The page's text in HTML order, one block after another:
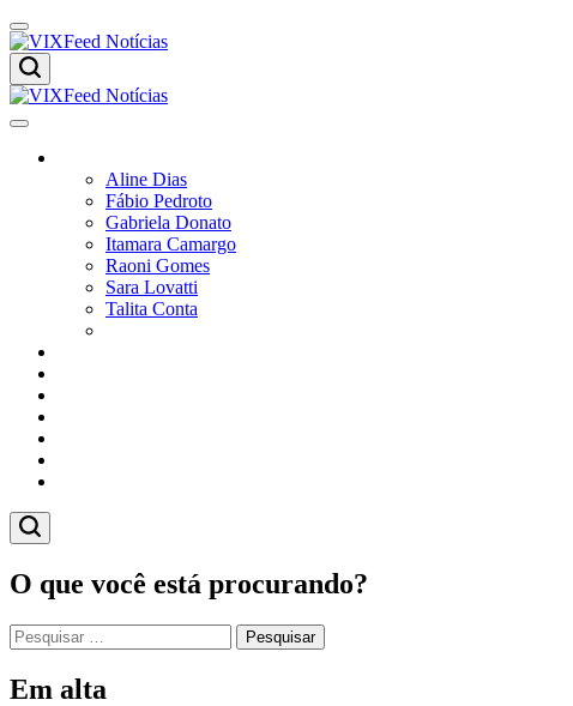
Aline Dias
Fábio Pedroto
Gabriela Donato
Itamara Camargo
Raoni Gomes
Sara Lovatti
Talita Conta
O que você está procurando?
Em alta